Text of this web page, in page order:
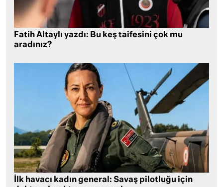
Fatih Altaylı yazdı: Bu keş taifesini çok mu
aradınız?
İlk havacı kadın general: Savaş pilotluğu için